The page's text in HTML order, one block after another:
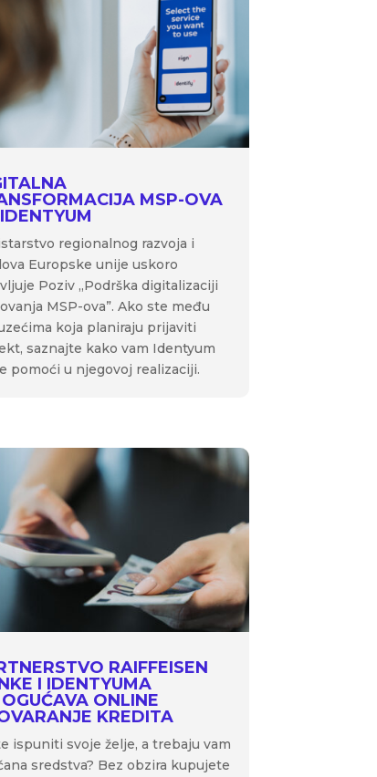
MSP-OVA
regionalnog razvoja i
Europske unije uskoro
Poziv „Podrška digitalizaciji
MSP-ova”. Ako ste među
koja planiraju prijaviti
saznajte kako vam Identyum
pomoći u njegovoj realizaciji.
RAIFFEISEN
I IDENTYUMA
ONLINE
KREDITA
ispuniti svoje želje, a trebaju vam
sredstva? Bez obzira kupujete